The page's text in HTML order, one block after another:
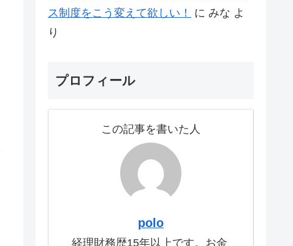
ス制度をこう変えて欲しい！
に みな よ
り
プロフィール
この記事を書いた人
polo
経理財務歴15年以上です。お金